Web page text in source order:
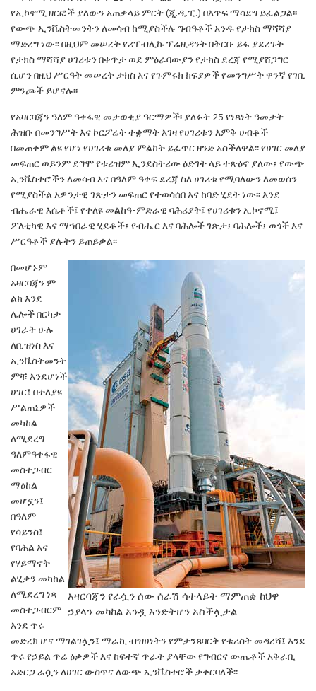
የኢኮኖሚዘርፎች ያለውን አጠቃላይ ምርት (ጂ.ዲ.ፒ.) በእጥፍ ማሳደግይፈልጋል፡፡
የውጭ ኢንቬስትመንትን ለመሳብ ከሚያስችሉ ግብዓቶች አንዱ የታክስ ማሻሻያ
ማድረግ ነው፡፡ በዚህምመሠረት የሪፐብሊኩ ፕሬዚዳንት በቅርቡ ይፋ ያደረጉት
የታክስ ማሻሻያ ሀገሪቱን በቀጥታ ወደ ምዕራባውያን የታክስደረጃ የሚያሸጋግር
ሲሆን በዚህ ሥርዓት መሠረት ታክስእና የጉምሩክ ክፍያዎች የመንግሥት ዋንኛ የገቢ
ምንጮችይሆናሉ፡፡
የአዛርባጃን ዓለም ዓቀፋዊ መታወቂያ ዓርማዎች፡ ያለፉት 25 የነጻነት ዓመታት
ሕዝቡ በመንግሥት እና ኮርፖሬትተቋማት እገዛ የሀገሪቱን እምቅ ሀብቶች
በመጠቀም ልዩ የሆነ የሀገሪቱ መለያ ምልከት ይፈጥር ዘንድ አስችለዋል፡፡ የሀገርመለያ
መፍጠር ወይንም ደግሞ የቱሪዝም ኢንደስትሪው ዕድገት ላይ ተጽዕኖ ያለው፤ የውጭ
ኢንቬስተሮችን ለመሳብእና በዓለም ዓቀፍ ደረጃ ስለ ሀገሪቱ የሚባለውን ለመወሰን
የሚያስችል አዎንታዊ ገጽታን መፍጠር የተወሳሰበ እና ከባድሂደት ነው፡፡ እንደ
ብሔራዊ እሴቶች፤ የተለዩ መልከዓ-ምድራዊ ባሕሪያት፤ የሀገሪቱን ኢኮኖሚ፤
ፖለቲካዊ እናማኀበራዊ ሂደቶች፤ የብሔር እና ባሕሎች ገጽታ፤ ባሕሎች፤ ወጎች እና
ሥርዓቶች ያሉትን ይጠይቃል፡፡
አዛርባጃን የራሷን ሰው ሰራሽ ሳተላይት ማምጠቋ ከህዋ
ኃያላን መካከል አንዷ እንድትሆን አስችሏታል
በመሆኑም
አዛርባጃን ም
ልክ እንደ
ሌሎች በርካታ
ሀገራት ሁሉ
ለቢዝነስ እና
ኢንቬስትመንት
ምቹ እንደሆነች
ሀገር፤ በተለያዩ
ሥልጠኔዎች
መካከል
ለሚደረግ
ዓለምዓቀፋዊ
መስተጋብር
ማዕከል
መሆኗን፤
በዓለም
የሳይንስ፤
የባሕል እና
የሃይማኖት
ልሂቃን መካከል
ለሚደረግ ነጻ
መስተጋብርም
እንደ ጥሩ
መድረክ ሆና ማገልገሏን፤ ማራኪ ብዝሀነትንየምታንጸባርቅ የቱሪስት መዳረሻ፤ እንደ
ጥሩ የኃይል ጥሬ ዕቃዎች እና ከፍተኛ ጥራት ያላቸው የግብርና ውጤቶችአቅራቢ
አድርጋ ራሷን ለሀገር ውስጥና ለውጭ ኢንቬስተሮችታቀርባለች፡፡